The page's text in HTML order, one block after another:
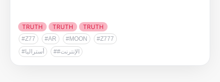
TRUTH TRUTH TRUTH
#Z77 #AR #MOON
#Z777
#أستراليا
##الإنترنت